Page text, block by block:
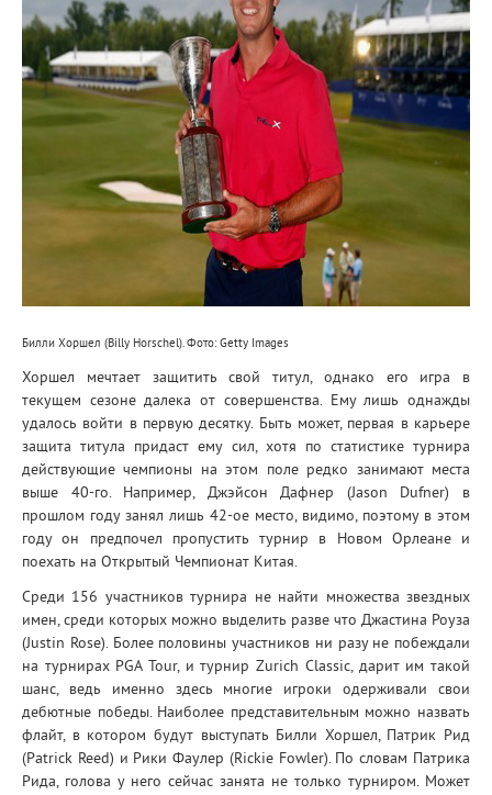
Билли Хоршел (Billy Horschel). Фото: Getty Images
Хоршел мечтает защитить свой титул, однако его игра в
текущем сезоне далека от совершенства. Ему лишь однажды
удалось войти в первую десятку. Быть может, первая в карьере
защита титула придаст ему сил, хотя по статистике турнира
действующие чемпионы на этом поле редко занимают места
выше 40-го. Например, Джэйсон Дафнер (Jason Dufner) в
прошлом году занял лишь 42-ое место, видимо, поэтому в этом
году он предпочел пропустить турнир в Новом Орлеане и
поехать на Открытый Чемпионат Китая.
Среди 156 участников турнира не найти множества звездных
имен, среди которых можно выделить разве что Джастина Роуза
(Justin Rose). Более половины участников ни разу не побеждали
на турнирах PGA Tour, и турнир Zurich Classic, дарит им такой
шанс, ведь именно здесь многие игроки одерживали свои
дебютные победы. Наиболее представительным можно назвать
флайт, в котором будут выступать Билли Хоршел, Патрик Рид
(Patrick Reed) и Рики Фаулер (Rickie Fowler). По словам Патрика
Рида, голова у него сейчас занята не только турниром. Может